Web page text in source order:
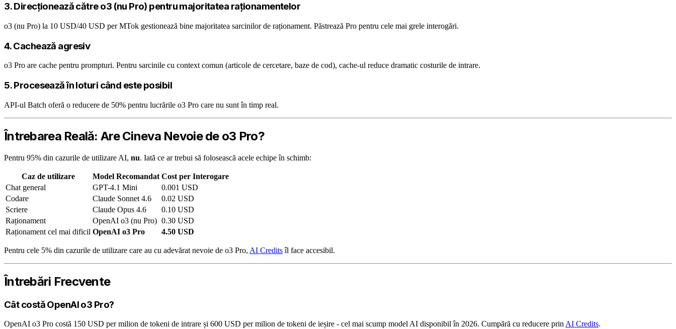
3. Direcționează către o3 (nu Pro) pentru majoritatea raționamentelor
o3 (nu Pro) la 10 USD/40 USD per MTok gestionează bine majoritatea sarcinilor de raționament. Păstrează Pro pentru cele mai grele interogări.
4. Cachează agresiv
o3 Pro are cache pentru prompturi. Pentru sarcinile cu context comun (articole de cercetare, baze de cod), cache-ul reduce dramatic costurile de intrare.
5. Procesează în loturi când este posibil
API-ul Batch oferă o reducere de 50% pentru lucrările o3 Pro care nu sunt în timp real.
Întrebarea Reală: Are Cineva Nevoie de o3 Pro?
Pentru 95% din cazurile de utilizare AI, nu. Iată ce ar trebui să folosească acele echipe în schimb:
Caz de utilizare Model Recomandat Cost per Interogare
Chat general
GPT-4.1 Mini
0.001 USD
Codare
Claude Sonnet 4.6
0.02 USD
Scriere
Claude Opus 4.6
0.10 USD
Raționament
OpenAI o3 (nu Pro) 0.30 USD
Raționament cel mai dificil OpenAI o3 Pro 4.50 USD
Pentru cele 5% din cazurile de utilizare care au cu adevărat nevoie de o3 Pro, AI Creditsîl face accesibil.
Întrebări Frecvente
Cât costă OpenAI o3 Pro?
OpenAI o3 Pro costă 150 USD per milion de tokeni de intrare și 600 USD per milion de tokeni de ieșire - cel mai scump model AI disponibil în 2026. Cumpără cu reducere prin AI Credits.